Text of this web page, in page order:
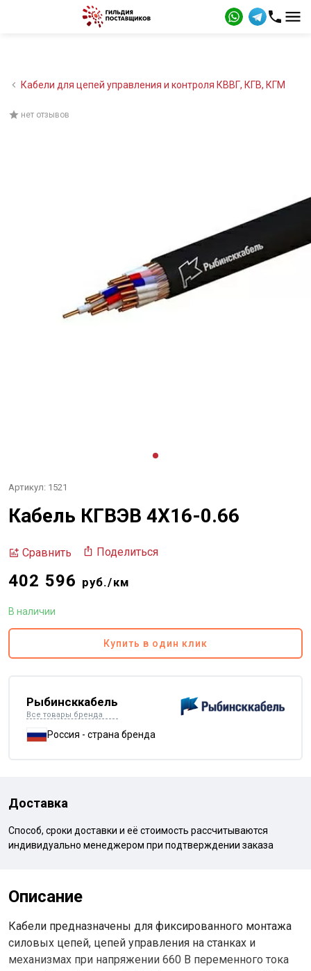
Кабели для цепей управления и контроля КВВГ, КГВ, КГМ
нет отзывов
Артикул: 1521
Кабель КГВЭВ 4Х16-0.66
Сравнить Поделиться
402 596 руб./км
В наличии
Купить в один клик
Рыбинсккабель
Все товары бренда
Россия - страна бренда
Доставка
Способ, сроки доставки и её стоимость рассчитываются
индивидуально менеджером при подтверждении заказа
Описание
Кабели предназначены для фиксированного монтажа
силовых цепей, цепей управления на станках и
механизмах при напряжении 660 В переменного тока